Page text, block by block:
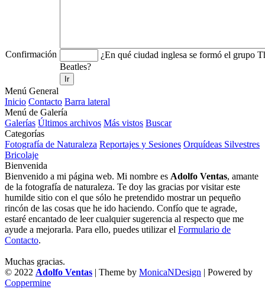
Confirmación
¿En qué ciudad inglesa se formó el grupo
Beatles?
Ir
Menú General
Inicio Contacto Barra lateral
Menú de Galería
Galerías Últimos archivos Más vistos Buscar
Categorías
Fotografía de Naturaleza Reportajes y Sesiones Orquídeas Silvestres
Bricolaje
Bienvenida
Bienvenido a mi página web. Mi nombre es Adolfo Ventas, amante
de la fotografía de naturaleza. Te doy las gracias por visitar este
humilde sitio con el que sólo he pretendido mostrar un pequeño
rincón de las cosas que he ido haciendo. Confío que te agrade,
estaré encantado de leer cualquier sugerencia al respecto que me
ayude a mejorarla. Para ello, puedes utilizar el Formulario de
Contacto.
Muchas gracias.
© 2022 Adolfo Ventas | Theme by MonicaNDesign | Powered by
Coppermine